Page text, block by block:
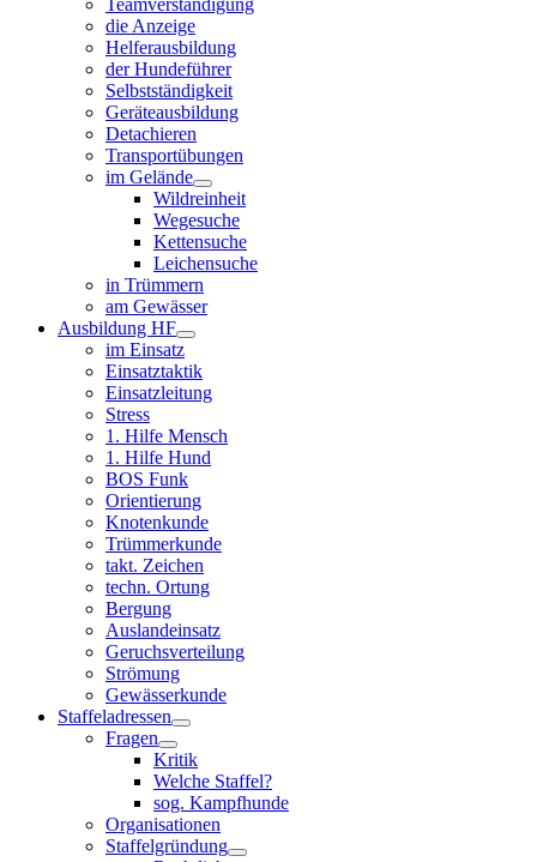
Teamverständigung
die Anzeige
Helferausbildung
der Hundeführer
Selbstständigkeit
Geräteausbildung
Detachieren
Transportübungen
im Gelände
Wildreinheit
Wegesuche
Kettensuche
Leichensuche
in Trümmern
am Gewässer
Ausbildung HF
im Einsatz
Einsatztaktik
Einsatzleitung
Stress
1. Hilfe Mensch
1. Hilfe Hund
BOS Funk
Orientierung
Knotenkunde
Trümmerkunde
takt. Zeichen
techn. Ortung
Bergung
Auslandeinsatz
Geruchsverteilung
Strömung
Gewässerkunde
Staffeladressen
Fragen
Kritik
Welche Staffel?
sog. Kampfhunde
Organisationen
Staffelgründung